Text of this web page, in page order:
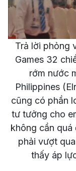
Trả lời phỏng
Games 32
rớm nước
Philippines
cũng có phần
tư tưởng cho
không cần quá
phải vượt
thấy áp